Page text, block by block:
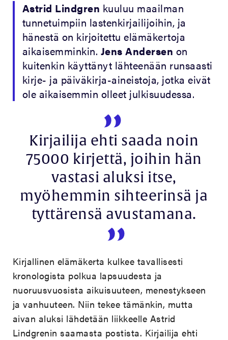
Astrid Lindgren kuuluu maailman
tunnetuimpiin lastenkirjailijoihin, ja
hänestä on kirjoitettu elämäkertoja
aikaisemminkin. Jens Andersen on
kuitenkin käyttänyt lähteenään runsaasti
kirje- ja päiväkirja-aineistoja, jotka eivät
ole aikaisemmin olleet julkisuudessa.
Kirjailija ehti saada noin
75000 kirjettä, joihin hän
vastasi aluksi itse,
myöhemmin sihteerinsä ja
tyttärensä avustamana.
Kirjallinen elämäkerta kulkee tavallisesti
kronologista polkua lapsuudesta ja
nuoruusvuosista aikuisuuteen, menestykseen
ja vanhuuteen. Niin tekee tämänkin, mutta
aivan aluksi lähdetään liikkeelle Astrid
Lindgrenin saamasta postista. Kirjailija ehti